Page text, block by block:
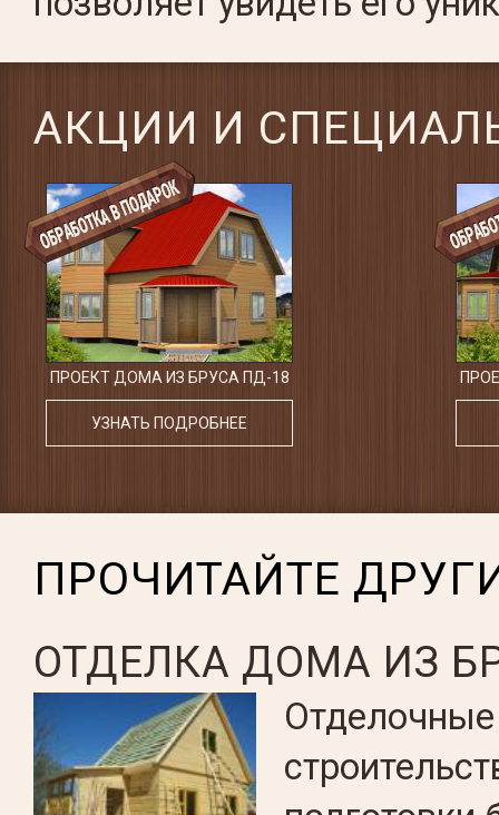
АКЦИИ И
ПРОЕКТ ДОМА ИЗ БРУСА ПД-18
УЗНАТЬ ПОДРОБНЕЕ
ПРОЧИТАЙТЕ
ОТДЕЛКА ДОМА ИЗ